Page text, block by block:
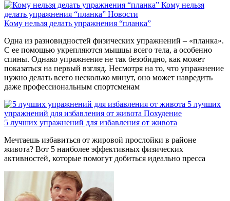
Кому нельзя
делать упражнения “планка” Новости
Кому нельзя делать упражнения “планка”
Одна из разновидностей физических упражнений – «планка».
С ее помощью укрепляются мышцы всего тела, а особенно
спины. Однако упражнение не так безобидно, как может
показаться на первый взгляд. Несмотря на то, что упражнение
нужно делать всего несколько минут, оно может навредить
даже профессиональным спортсменам
5 лучших
упражнений для избавления от живота Похудение
5 лучших упражнений для избавления от живота
Мечтаешь избавиться от жировой прослойки в районе
живота? Вот 5 наиболее эффективных физических
активностей, которые помогут добиться идеально пресса